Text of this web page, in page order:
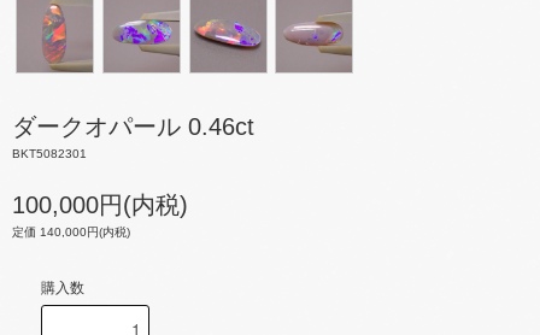
ダークオパール 0.46ct
BKT5082301
100,000円(内税)
定価 140,000円(内税)
購入数